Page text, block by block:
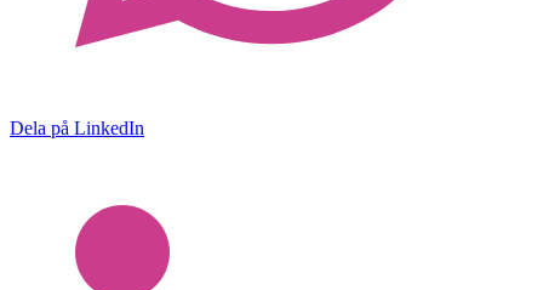
Dela på LinkedIn